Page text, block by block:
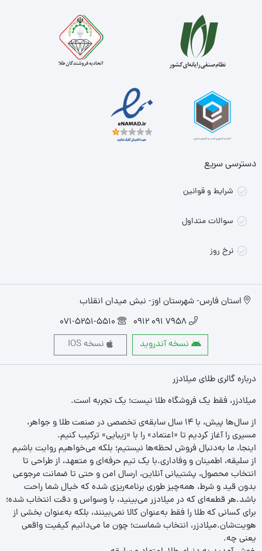
دسترسی سریع
شرایط و قوانین
سوالات متداول
نرخ روز
استان فارس- شهرستان اوز- نبش میدان انقلاب
7958 091 0912
071-5251-5510
نسخه آندروید
نسخه IOS
درباره گالری طلای میلادزر
میلادزر، فقط یک فروشگاه طلا نیست؛ یک تجربه‌ است.
از سال‌ها پیش، با ۱۴ سال سابقه‌ی تخصصی در صنعت طلا و جواهر،
مسیری را آغاز کردیم تا «اعتماد» را با «زیبایی» ترکیب کنیم.
اینجا، ما به‌دنبال فروش لحظه‌ها نیستیم؛ بلکه می‌خواهیم روایت باشیم
از سلیقه، اطمینان و وفاداری.با یک تیم حرفه‌ای و متعهد، از طراحی تا
انتخاب محصول، پشتیبانی آنلاین، ارسال امن و حتی تا ضمانت مرجوعی
بدون قید و شرط، همه‌چیز طوری برنامه‌ریزی شده که خیال شما راحت
باشد.هر قطعه‌ای که در میلادزر می‌بینید، با وسواس و دقت انتخاب شده؛
برای کسانی که طلا را فقط به‌عنوان کالا نمی‌بینند، بلکه به‌عنوان بخشی از
هویت‌شان.میلادزر، انتخاب شماست؛ چون ما می‌دانیم کیفیت واقعی
یعنی چه.